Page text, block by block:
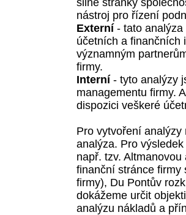
nástroj pro řízení
Externí - tato
účetních a finančních
významným
firmy.
Interní - tyto analýzy
managementu firmy.
dispozici veškeré
Pro vytvoření
analýza. Pro
např. tzv.
finanční stránce firmy
firmy), Du Pontův
dokážeme určit
analýzu nákladů a